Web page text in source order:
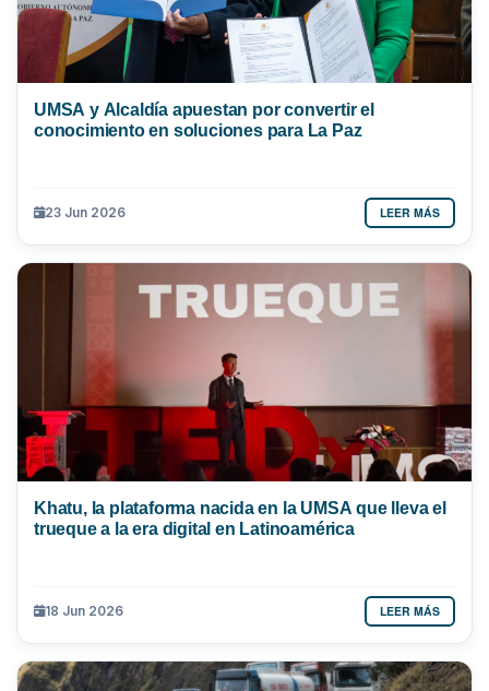
UMSA y Alcaldía apuestan por convertir el
conocimiento en soluciones para La Paz
23 Jun 2026 LEER MÁS
Khatu, la plataforma nacida en la UMSA que lleva el
trueque a la era digital en Latinoamérica
18 Jun 2026 LEER MÁS